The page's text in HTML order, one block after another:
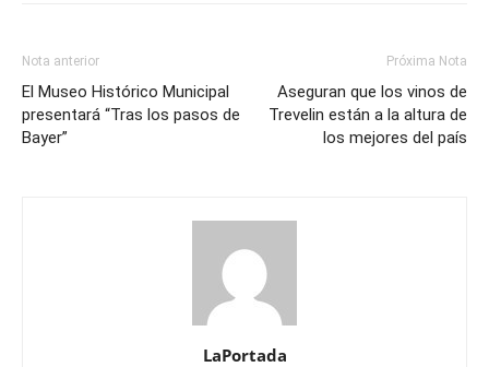
Nota anterior
El Museo Histórico Municipal
presentará “Tras los pasos de
Bayer”
Próxima Nota
Aseguran que los vinos de
Trevelin están a la altura de
los mejores del país
LaPortada